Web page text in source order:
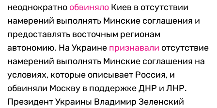
неоднократно обвиняло Киев в отсутствии
намерений выполнять Минские соглашения и
предоставлять восточным регионам
автономию. На Украине признавали отсутствие
намерений выполнять Минские соглашения на
условиях, которые описывает Россия, и
обвиняли Москву в поддержке ДНР и ЛНР.
Президент Украины Владимир Зеленский